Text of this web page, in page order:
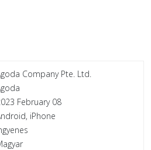
Company Pte. Ltd.
February 08
iPhone